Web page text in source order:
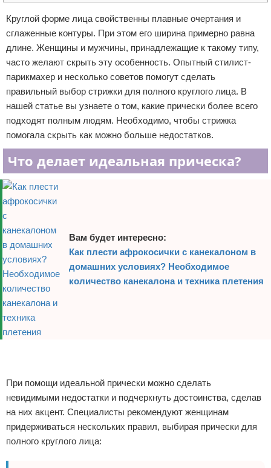
Уход за ногтями
Макияж
СПА процедуры
Парфюмерия
Прически
Разное
Уход за лицом
Хирургия
Отказ от ответственности
Круглой форме лица свойственны плавные очертания и
сглаженные контуры. При этом его ширина примерно равна
длине. Женщины и мужчины, принадлежащие к такому типу,
часто желают скрыть эту особенность. Опытный стилист-
парикмахер и несколько советов помогут сделать
правильный выбор стрижки для полного круглого лица. В
нашей статье вы узнаете о том, какие прически более всего
подходят полным людям. Необходимо, чтобы стрижка
помогала скрыть как можно больше недостатков.
Что делает идеальная прическа?
Вам будет интересно:
Как плести афрокосички с канекалоном в
домашних условиях? Необходимое
количество канекалона и техника плетения
При помощи идеальной прически можно сделать
невидимыми недостатки и подчеркнуть достоинства, сделав
на них акцент. Специалисты рекомендуют женщинам
придерживаться нескольких правил, выбирая прически для
полного круглого лица: